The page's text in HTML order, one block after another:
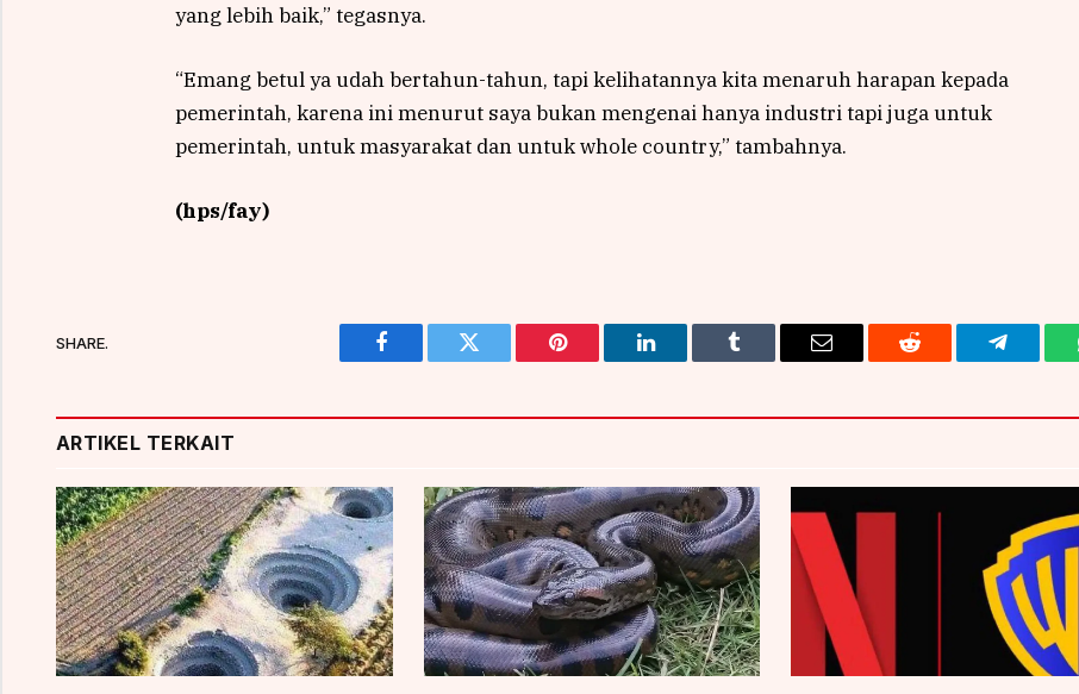
yang lebih baik,” tegasnya.
“Emang betul ya udah bertahun-tahun, tapi kelihatannya kita menaruh harapan kepada
pemerintah, karena ini menurut saya bukan mengenai hanya industri tapi juga untuk
pemerintah, untuk masyarakat dan untuk whole country,” tambahnya.
(hps/fay)
SHARE.
Facebook Twitter Pinterest LinkedIn Tumblr Email Reddit Telegram
ARTIKEL TERKAIT